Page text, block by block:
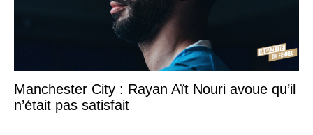
Manchester City : Rayan Aït Nouri avoue qu’il
n’était pas satisfait